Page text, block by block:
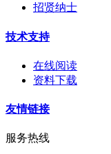
招贤纳士
技术支持
在线阅读
资料下载
友情链接
服务热线